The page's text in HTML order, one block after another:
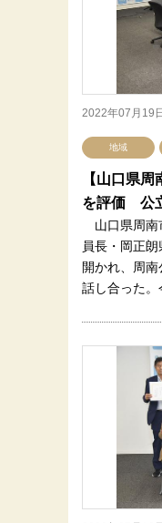
2022年07月19日
地域
【山口県
を評価 公
山口県周南
員長・岡正
開かれ、周
話し合った。